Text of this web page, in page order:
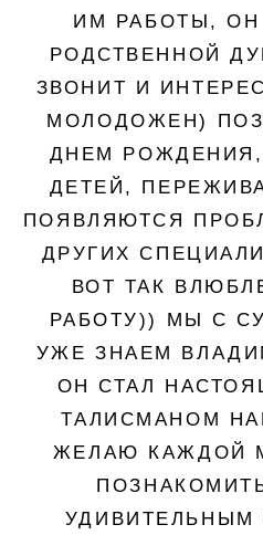
ИМ РАБОТЫ, ОН
РОДСТВЕННОЙ
ЗВОНИТ И
МОЛОДОЖЕН)
ДНЕМ
ДЕТЕЙ,
ПОЯВЛЯЮТСЯ
ДРУГИХ
ВОТ ТАК
РАБОТУ)) МЫ С
УЖЕ ЗНАЕМ
ОН СТАЛ
ТАЛИСМАНОМ
ЖЕЛАЮ КАЖДОЙ
УДИВИТЕЛЬНЫМ